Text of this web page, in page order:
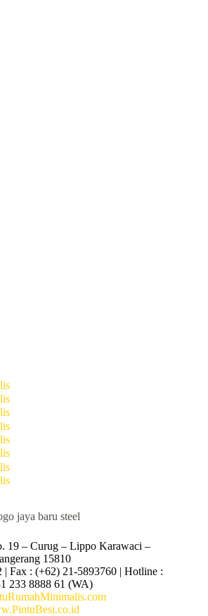
19 – Curug – Lippo Karawaci –
15810
| Fax : (+62) 21-5893760 | Hotline :
233 8888 61 (WA)